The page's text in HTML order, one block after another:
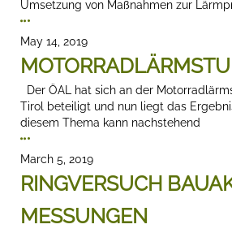
Umsetzung von Maßnahmen zur
May 14, 2019
Der ÖAL hat sich an der
Tirol beteiligt und nun liegt das
diesem Thema kann nachstehend
March 5, 2019
RINGVERSUCH
MESSUNGEN